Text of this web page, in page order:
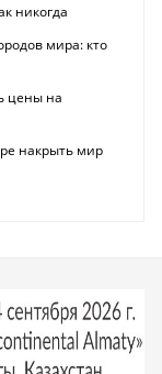
никогда
мира: кто
цены на
накрыть мир